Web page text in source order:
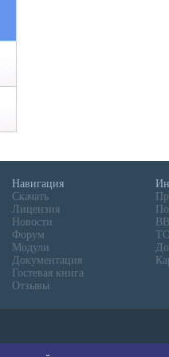
Навигация
Скачать
Лицензия
Новости
Форум
Модули
Документация
Гостевая книга
Отзывы